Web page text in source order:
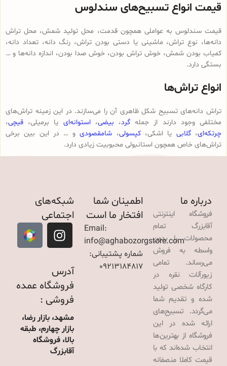
قیمت انواع تسبیح‌های سندلوس
قیمت سندلوس به عواملی همچون قدمت، محل تولید شمش، محل تراش
دانه‌ها، نوع تراش، ماشینی یا دستی بودن تراش، رنگ دانه، تعداد دانه،
کمیاب بودن شمش، خوش تراش بودن، خوش صدا بودن، اندازه دانه‌ها و …
بستگی دارد.
انواع تراش‌ها
تراش دانه‌های تسبیح شکل ظاهری آن را می‌سازند. در این زمینه تراش‌های
مختلفی وجود دارند از جمله گرد، بیضی،استوانه‌ای یا برمیلی، قیچی،
چرتکه‌ای،گلابی یا اشکی،کپسولی، شامقصودیو … در این بین برخی
تراش‌های خاص همچون استانبولی محبوبیت زیادی دارد.
درباره ما
فروشگاه اینترنتی
آقابزرگ تمام
محصولات را بدون
واسطه به فروش
می‌رساند. تمامی
زیورآلات نقره در
کارگاه شخصی تولید
شده و تقدیم شما
می‌گردد. تسبیح‌های
ارائه شده در این
فروشگاه از بهترین‌ها
انتخاب شده‌اند که با
قیمت کاملا منصفانه
اطمینان شما
افتخار ما است
Email:
info@aghabozorgstore.com
شماره پشتیبانی:
09213184817
شبکه‌های
اجتماعی
آدرس
فروشگاه عمده
فروشی :
مشهد، بازار رضا،
بازار چهارم، طبقه
بالا، فروشگاه
آقابزرگ